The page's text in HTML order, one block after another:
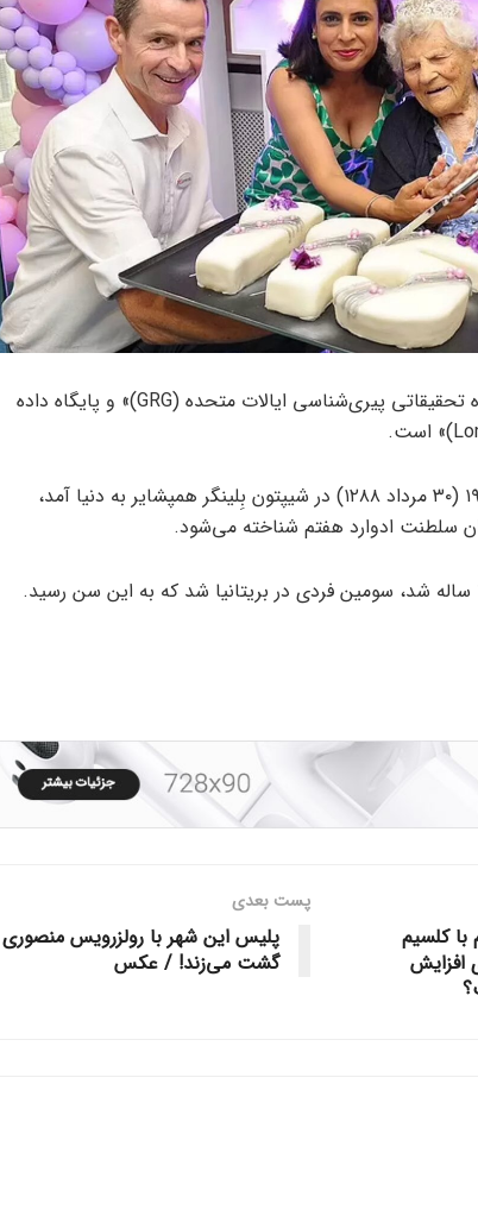
این اطلاعات طبق گزارش «گروه تحقیقاتی پیری‌شناسی ایالات متحده (GRG)» و پایگاه داده
خانم کاترهام که در ۲۱ اوت ۱۹۰۹ (۳۰ مرداد ۱۲۸۸) در شیپتون بِلینگر همپشایر به دنیا آمد،
سلطنت ادوارد هفتم شناخته می‌شود.
کلسیم
افزایش
پست‌ بعدی
پلیس این شهر با رولزرویس منصوری
گشت می‌زند! / عکس